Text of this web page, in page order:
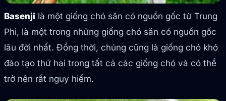
Basenji là một giống chó săn có nguồn gốc từ Trung
Phi, là một trong những giống chó săn có nguồn gốc
lâu đời nhất. Đồng thời, chúng cũng là giống chó khó
đào tạo thứ hai trong tất cả các giống chó và có thể
trở nên rất nguy hiểm.